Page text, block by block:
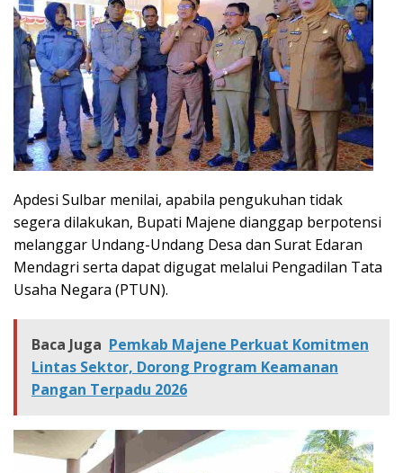
Apdesi Sulbar menilai, apabila pengukuhan tidak
segera dilakukan, Bupati Majene dianggap berpotensi
melanggar Undang-Undang Desa dan Surat Edaran
Mendagri serta dapat digugat melalui Pengadilan Tata
Usaha Negara (PTUN).
Baca Juga Pemkab Majene Perkuat Komitmen
Lintas Sektor, Dorong Program Keamanan
Pangan Terpadu 2026